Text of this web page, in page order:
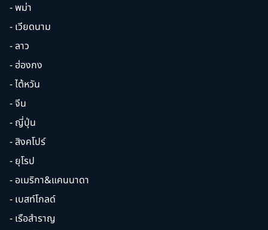
- พม่า
- เวียดนาม
- ลาว
- ฮ่องกง
- ไต้หวัน
- จีน
- ญี่ปุ่น
- สิงคโปร์
- ยุโรป
- อเมริกา&แคนนาดา
- เบสท์โกลด์
- เรือสำราญ